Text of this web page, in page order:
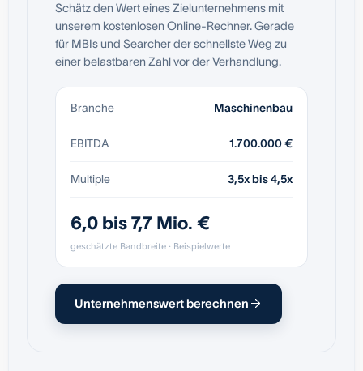
Schätz den Wert eines Zielunternehmens mit
unserem kostenlosen Online-Rechner. Gerade
für MBIs und Searcher der schnellste Weg zu
einer belastbaren Zahl vor der Verhandlung.
Branche Maschinenbau
EBITDA 1.700.000 €
Multiple 3,5x bis 4,5x
6,0 bis 7,7 Mio. €
geschätzte Bandbreite · Beispielwerte
Unternehmenswert berechnen